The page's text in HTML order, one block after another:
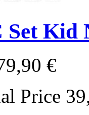
Set Kid
€
Price